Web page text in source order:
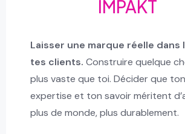
IMPAKT
Laisser une marque réelle dans
tes clients. Construire quelque
plus vaste que toi. Décider que ton
expertise et ton savoir méritent
plus de monde, plus durablement.